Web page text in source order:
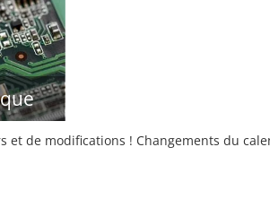
et de modifications ! Changements du